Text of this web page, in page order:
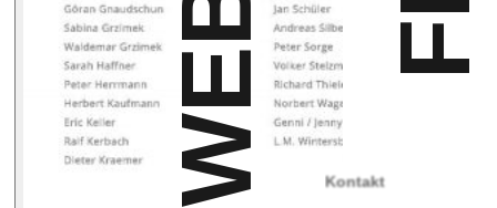
Kontakt